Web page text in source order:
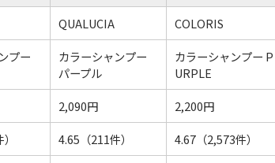
QUALUCIA
COLORIS
プー
カラーシャンプー
パープル
カラーシャンプー P
URPLE
2,090円
2,200円
4.65（211件）
4.67（2,573件）